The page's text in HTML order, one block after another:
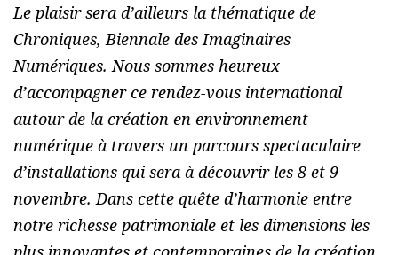
Le plaisir sera d’ailleurs la thématique de
Chroniques, Biennale des Imaginaires
Numériques. Nous sommes heureux
d’accompagner ce rendez-vous international
autour de la création en environnement
numérique à travers un parcours spectaculaire
d’installations qui sera à découvrir les 8 et 9
novembre. Dans cette quête d’harmonie entre
notre richesse patrimoniale et les dimensions les